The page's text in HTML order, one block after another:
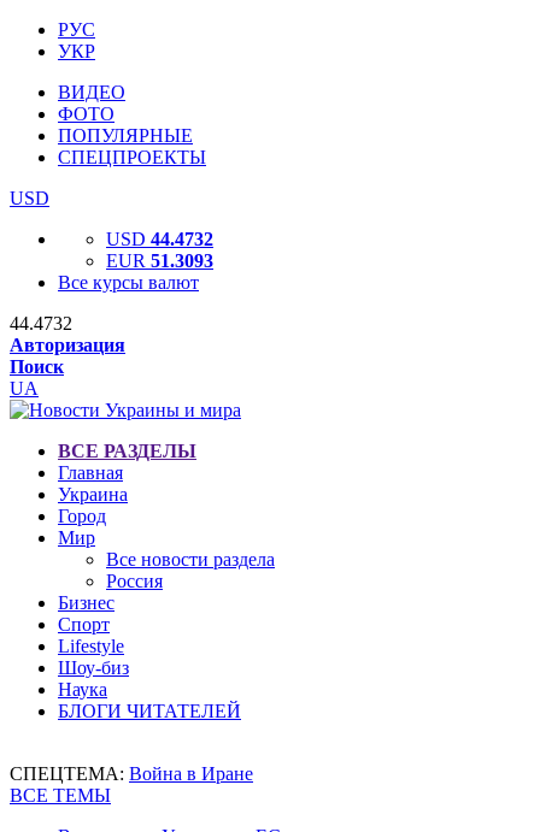
РУС
УКР
ВИДЕО
ФОТО
ПОПУЛЯРНЫЕ
СПЕЦПРОЕКТЫ
USD
USD 44.4732
EUR 51.3093
Все курсы валют
44.4732
Авторизация
Поиск
UA
ВСЕ РАЗДЕЛЫ
Главная
Украина
Город
Мир
Все новости раздела
Россия
Бизнес
Спорт
Lifestyle
Шоу-биз
Наука
БЛОГИ ЧИТАТЕЛЕЙ
СПЕЦТЕМА: Война в Иране
ВСЕ ТЕМЫ